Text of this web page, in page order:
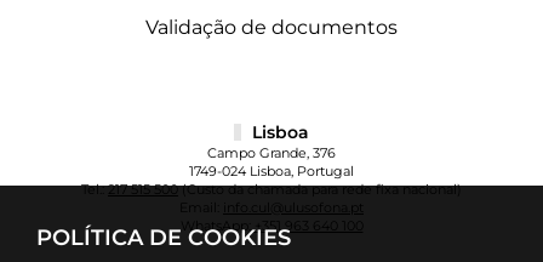
POLÍTICA DE COOKIES
Validação de documentos
Lisboa
Campo Grande, 376
1749-024 Lisboa, Portugal
Tel.:217 515 500(Custo da chamada para rede fixa nacional)
info.cul@ulusofona.pt
WhatsApp:+351 963 640 100